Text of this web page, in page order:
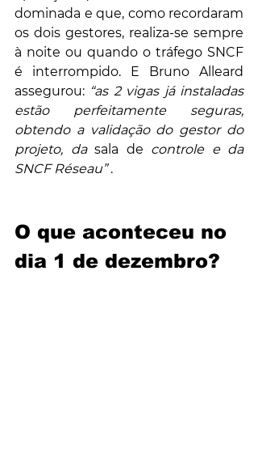
dominada e que, como recordaram
os dois gestores, realiza-se sempre
à noite ou quando o tráfego SNCF
é interrompido. E Bruno Alleard
assegurou: “as 2 vigas já instaladas
estão perfeitamente seguras,
obtendo a validação do gestor do
projeto, da sala de controle e da
SNCF Réseau” .
O que aconteceu no
dia 1 de dezembro?